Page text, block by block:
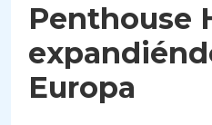
Penthouse
Europa